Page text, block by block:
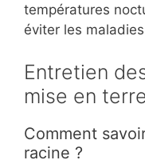
températures
éviter les
Entretien
mise en terre
Comment
racine ?